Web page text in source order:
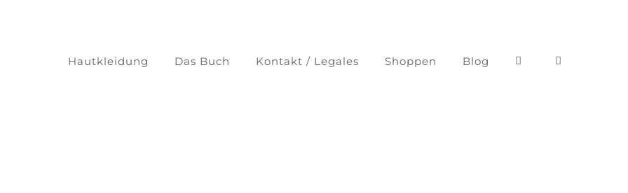
Hautkleidung Das Buch Kontakt / Legales Shoppen Blog